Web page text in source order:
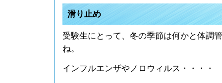
滑り止め
受験生にとって、冬の季節は何かと体調
ね。
インフルエンザやノロウィルス・・・・